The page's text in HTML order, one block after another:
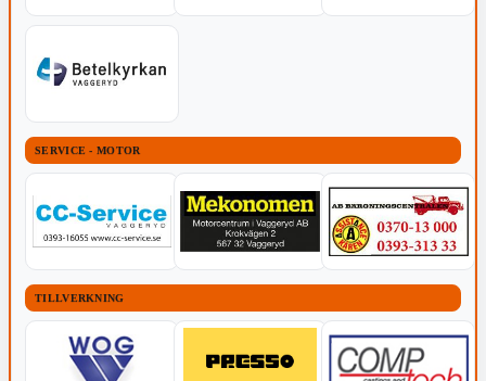
SERVICE - MOTOR
TILLVERKNING